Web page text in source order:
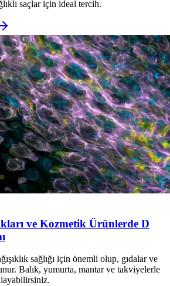
saçlar için ideal tercih.
ve Kozmetik Ürünlerde D
sağlığı için önemli olup, gıdalar ve
Balık, yumurta, mantar ve takviyelerle